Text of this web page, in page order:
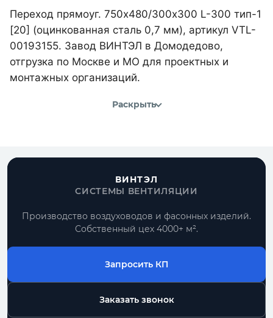
Переход прямоуг. 750х480/300х300 L-300 тип-1
[20] (оцинкованная сталь 0,7 мм), артикул VTL-
00193155. Завод ВИНТЭЛ в Домодедово,
отгрузка по Москве и МО для проектных и
монтажных организаций.
Раскрыть
ВИНТЭЛ
СИСТЕМЫ ВЕНТИЛЯЦИИ
Производство воздуховодов и фасонных изделий.
Собственный цех 4000+ м².
Запросить КП
Заказать звонок